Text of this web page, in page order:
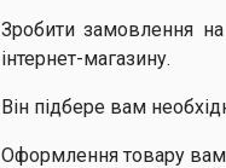
Зробити замовлення
інтернет-магазину.
Він підбере вам
Оформлення товару вам